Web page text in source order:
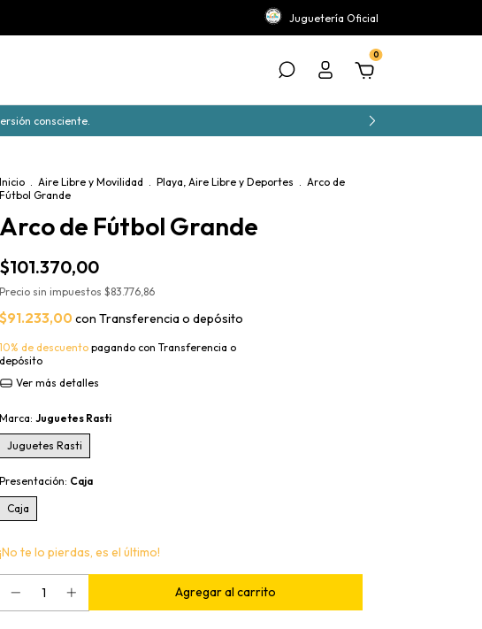
Juguetería Oficial
0
consciente.
Inicio . Aire Libre y Movilidad . Playa, Aire Libre y Deportes . Arco de
Fútbol Grande
Arco de Fútbol Grande
$101.370,00
Precio sin impuestos $83.776,86
$91.233,00 con Transferencia o depósito
10% de descuento pagando con Transferencia o
depósito
Ver más detalles
Marca: Juguetes Rasti
Juguetes Rasti
Presentación: Caja
Caja
¡No te lo pierdas, es el último!